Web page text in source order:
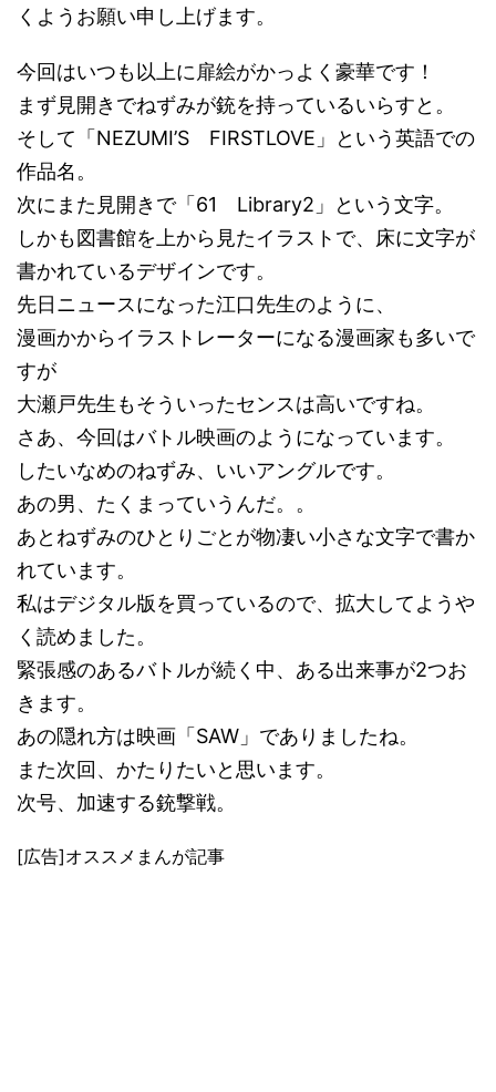
くようお願い申し上げます。
今回はいつも以上に扉絵がかっよく豪華です！
まず見開きでねずみが銃を持っているいらすと。
そして「NEZUMI’S FIRSTLOVE」という英語での
作品名。
次にまた見開きで「61 Library2」という文字。
しかも図書館を上から見たイラストで、床に文字が
書かれているデザインです。
先日ニュースになった江口先生のように、
漫画かからイラストレーターになる漫画家も多いで
すが
大瀬戸先生もそういったセンスは高いですね。
さあ、今回はバトル映画のようになっています。
したいなめのねずみ、いいアングルです。
あの男、たくまっていうんだ。。
あとねずみのひとりごとが物凄い小さな文字で書か
れています。
私はデジタル版を買っているので、拡大してようや
く読めました。
緊張感のあるバトルが続く中、ある出来事が2つお
きます。
あの隠れ方は映画「SAW」でありましたね。
また次回、かたりたいと思います。
次号、加速する銃撃戦。
[広告]オススメまんが記事